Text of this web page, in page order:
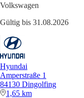
Volkswagen
Gültig bis 31.08.2026
Hyundai
Amperstraße 1
84130 Dingolfing
1,65 km